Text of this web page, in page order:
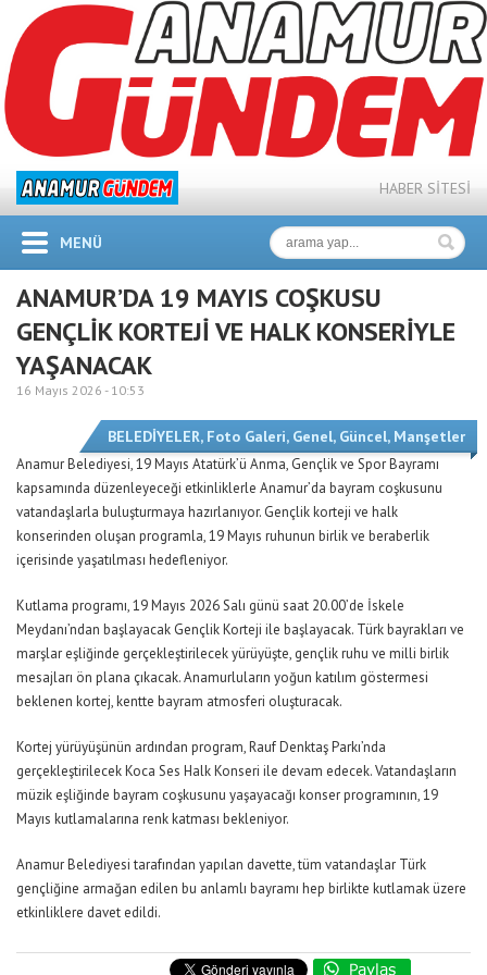
HABER SİTESİ
MENÜ
ANAMUR’DA 19 MAYIS COŞKUSU
GENÇLİK KORTEJİ VE HALK KONSERİYLE
YAŞANACAK
16 Mayıs 2026 - 10:53
BELEDİYELER, Foto Galeri, Genel, Güncel, Manşetler
Anamur Belediyesi, 19 Mayıs Atatürk’ü Anma, Gençlik ve Spor Bayramı
kapsamında düzenleyeceği etkinliklerle Anamur’da bayram coşkusunu
vatandaşlarla buluşturmaya hazırlanıyor. Gençlik korteji ve halk
konserinden oluşan programla, 19 Mayıs ruhunun birlik ve beraberlik
içerisinde yaşatılması hedefleniyor.
Kutlama programı, 19 Mayıs 2026 Salı günü saat 20.00’de İskele
Meydanı’ndan başlayacak Gençlik Korteji ile başlayacak. Türk bayrakları ve
marşlar eşliğinde gerçekleştirilecek yürüyüşte, gençlik ruhu ve milli birlik
mesajları ön plana çıkacak. Anamurluların yoğun katılım göstermesi
beklenen kortej, kentte bayram atmosferi oluşturacak.
Kortej yürüyüşünün ardından program, Rauf Denktaş Parkı’nda
gerçekleştirilecek Koca Ses Halk Konseri ile devam edecek. Vatandaşların
müzik eşliğinde bayram coşkusunu yaşayacağı konser programının, 19
Mayıs kutlamalarına renk katması bekleniyor.
Anamur Belediyesi tarafından yapılan davette, tüm vatandaşlar Türk
gençliğine armağan edilen bu anlamlı bayramı hep birlikte kutlamak üzere
etkinliklere davet edildi.